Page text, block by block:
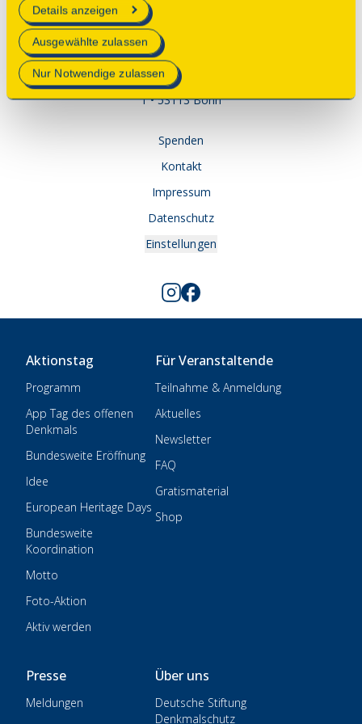
Mehr Informationen finden Sie in unserer
Datenschutzerklärung.
Details anzeigen
Ausgewählte zulassen
Nur Notwendige zulassen
© 2025 Deutsche Stiftung Denkmalschutz • Schlegelstraße
1 • 53113 Bonn
Spenden
Kontakt
Impressum
Datenschutz
Einstellungen
Aktionstag
Programm
App Tag des offenen
Denkmals
Bundesweite Eröffnung
Idee
European Heritage Days
Bundesweite
Koordination
Motto
Foto-Aktion
Aktiv werden
Für Veranstaltende
Teilnahme & Anmeldung
Aktuelles
Newsletter
FAQ
Gratismaterial
Shop
Presse
Meldungen
Über uns
Deutsche Stiftung
Denkmalschutz